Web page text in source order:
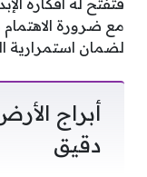
مع ضرورة الاهتمام
لضمان استمرارية
أبراج
دقيق